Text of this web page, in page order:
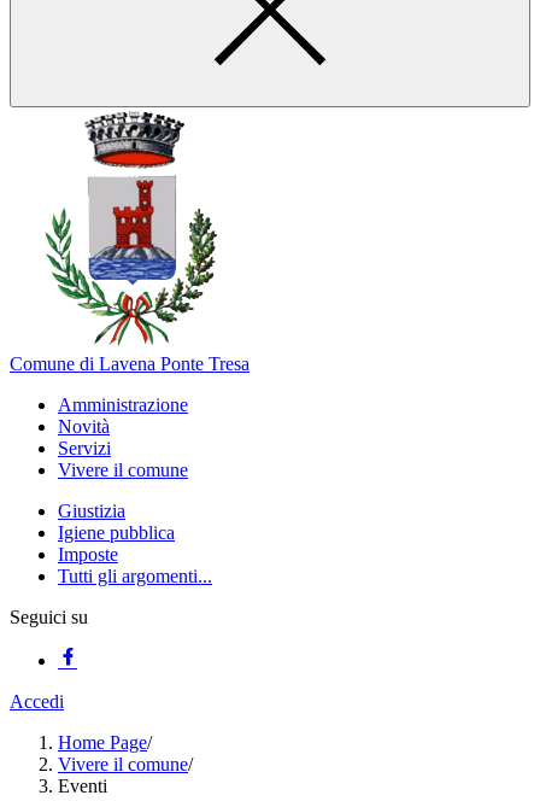
Comune di Lavena Ponte Tresa
Amministrazione
Novità
Servizi
Vivere il comune
Giustizia
Igiene pubblica
Imposte
Tutti gli argomenti...
Seguici su
Accedi
Home Page/
Vivere il comune/
Eventi